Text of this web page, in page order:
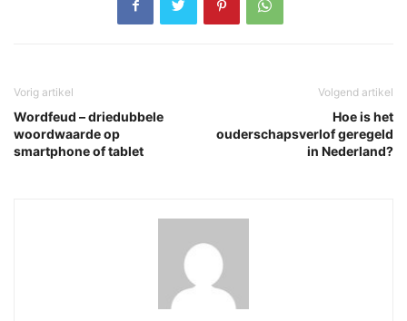
Vorig artikel
Wordfeud – driedubbele
woordwaarde op
smartphone of tablet
Volgend artikel
Hoe is het
ouderschapsverlof geregeld
in Nederland?